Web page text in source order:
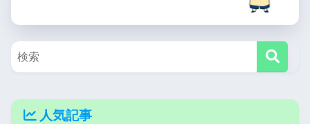
人気記事